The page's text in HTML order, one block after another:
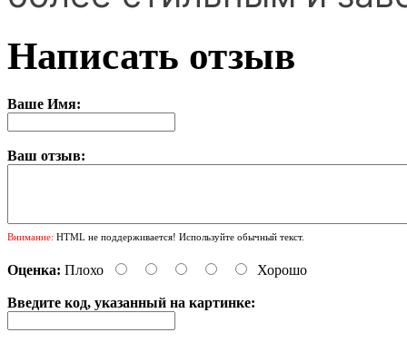
Написать отзыв
Ваше Имя:
Ваш отзыв:
Внимание: HTML не поддерживается! Используйте обычный текст.
Оценка: Плохо Хорошо
Введите код, указанный на картинке: